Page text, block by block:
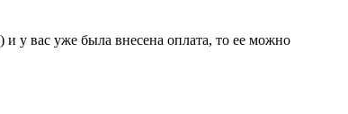
у вас уже была внесена оплата, то ее можно